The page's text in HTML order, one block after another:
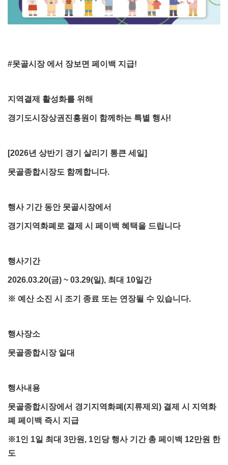
#못골시장 에서 장보면 페이백 지급!
지역결제 활성화를 위해
경기도시장상권진흥원이 함께하는 특별 행사!
[2026년 상반기 경기 살리기 통큰 세일]
못골종합시장도 함께합니다.
행사 기간 동안 못골시장에서
경기지역화폐로 결제 시 페이백 혜택을 드립니다
행사기간
2026.03.20(금) ~ 03.29(일), 최대 10일간
※ 예산 소진 시 조기 종료 또는 연장될 수 있습니다.
행사장소
못골종합시장 일대
행사내용
못골종합시장에서 경기지역화폐(지류제외) 결제 시 지역화
폐 페이백 즉시 지급
※1인 1일 최대 3만원, 1인당 행사 기간 총 페이백 12만원 한
도